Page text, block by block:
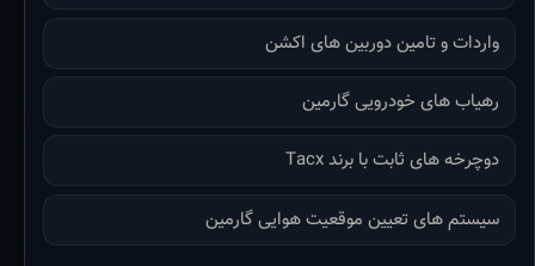
واردات و تامین دوربین های اکشن
رهیاب های خودرویی گارمین
دوچرخه های ثابت با برند Tacx
سیستم های تعیین موقعیت هوایی گارمین